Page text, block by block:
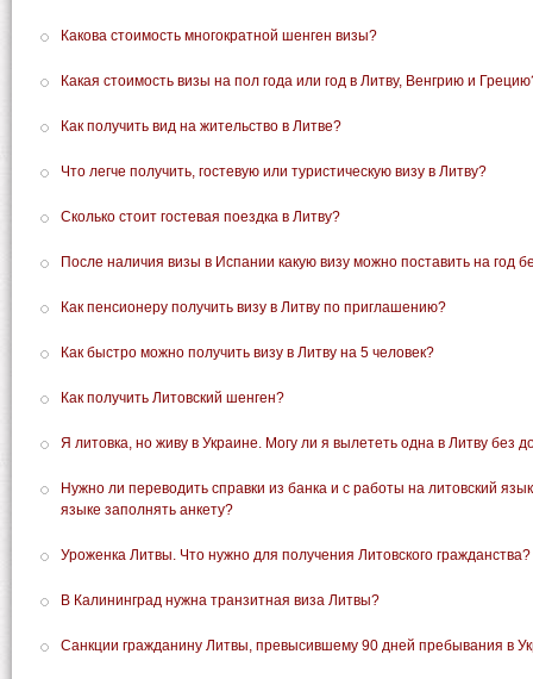
Какова стоимость многократной шенген визы?
Какая стоимость визы на пол года или год в Литву, Венгрию и
Как получить вид на жительство в Литве?
Что легче получить, гостевую или туристическую визу в Литву?
Сколько стоит гостевая поездка в Литву?
После наличия визы в Испании какую визу можно поставить на год
Как пенсионеру получить визу в Литву по приглашению?
Как быстро можно получить визу в Литву на 5 человек?
Как получить Литовский шенген?
Я литовка, но живу в Украине. Могу ли я вылететь одна в Литву без
Нужно ли переводить справки из банка и с работы на литовский
языке заполнять анкету?
Уроженка Литвы. Что нужно для получения Литовского гражданства?
В Калининград нужна транзитная виза Литвы?
Санкции гражданину Литвы, превысившему 90 дней пребывания в